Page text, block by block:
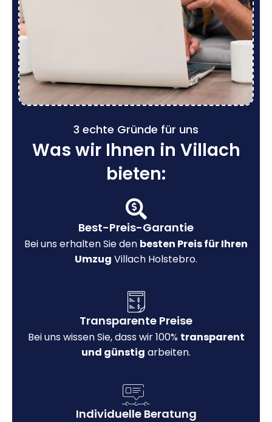
3 echte Gründe für uns
Was wir Ihnen in Villach
bieten:
Best-Preis-Garantie
Bei uns erhalten Sie den besten Preis für Ihren
Umzug Villach Holstebro.
Transparente Preise
Bei uns wissen Sie, dass wir 100% transparent
und günstig arbeiten.
Individuelle Beratung